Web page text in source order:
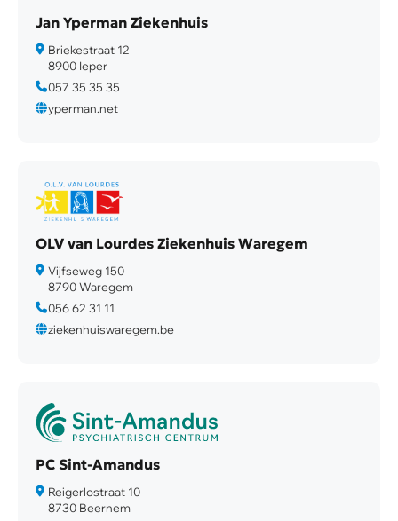
Jan Yperman Ziekenhuis
Briekestraat 12
8900 Ieper
057 35 35 35
yperman.net
OLV van Lourdes Ziekenhuis Waregem
Vijfseweg 150
8790 Waregem
056 62 31 11
ziekenhuiswaregem.be
PC Sint-Amandus
Reigerlostraat 10
8730 Beernem